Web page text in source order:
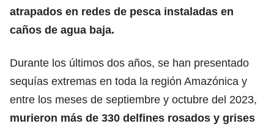
atrapados en redes de pesca instaladas en
caños de agua baja.
Durante los últimos dos años, se han presentado
sequías extremas en toda la región Amazónica y
entre los meses de septiembre y octubre del 2023,
murieron más de 330 delfines rosados y grises